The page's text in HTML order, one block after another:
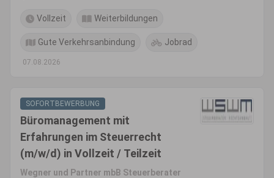
Vollzeit Weiterbildungen
Gute Verkehrsanbindung Jobrad
07.08.2026
SOFORTBEWERBUNG
Büromanagement mit
Erfahrungen im Steuerrecht
(m/w/d) in Vollzeit / Teilzeit
Wegner und Partner mbB Steuerberater